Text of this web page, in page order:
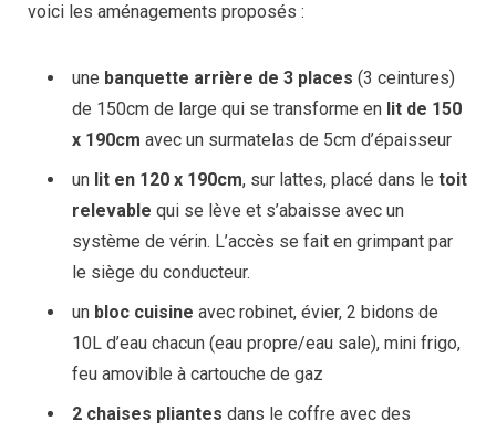
voici les aménagements proposés :
une banquette arrière de 3 places (3 ceintures)
de 150cm de large qui se transforme en lit de 150
x 190cm avec un surmatelas de 5cm d’épaisseur
un lit en 120 x 190cm, sur lattes, placé dans le toit
relevable qui se lève et s’abaisse avec un
système de vérin. L’accès se fait en grimpant par
le siège du conducteur.
un bloc cuisine avec robinet, évier, 2 bidons de
10L d’eau chacun (eau propre/eau sale), mini frigo,
feu amovible à cartouche de gaz
2 chaises pliantes dans le coffre avec des